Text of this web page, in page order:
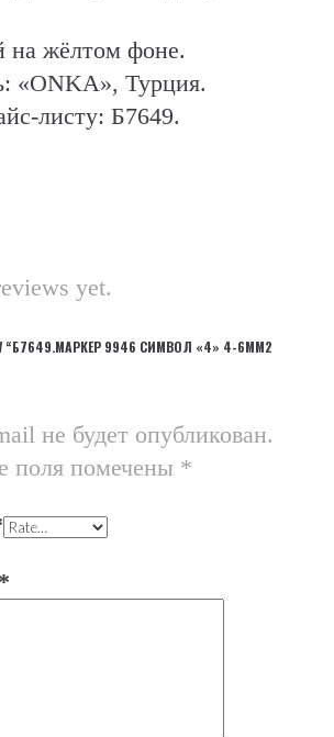
на жёлтом фоне.
«ONKA», Турция.
листу: Б7649.
yet.
“Б7649.МАРКЕР 9946 СИМВОЛ «4» 4-6ММ2
не будет опубликован.
поля помечены *
*